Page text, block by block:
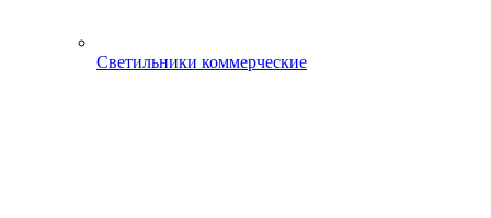
Светильники коммерческие